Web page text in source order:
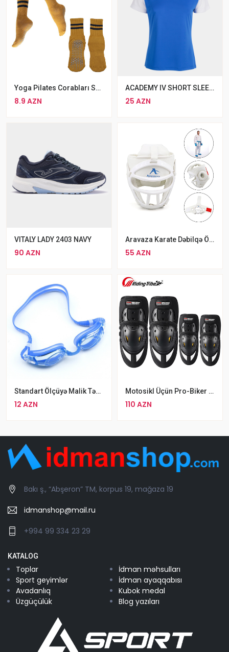
Yoga Pilates Corabları Sürüşməyən Rezinli Corab Sarı
8.9 AZN
ACADEMY IV SHORT SLEEVE T-SHIRT ROYAL WHITE
25 AZN
VITALY LADY 2403 NAVY
90 AZN
Aravaza Karate Dəbilqə Ölçü S M L
55 AZN
Standart Ölçüyə Malik Tənzimlənəbilən Altis Mavi Üzgüçülük Eynəyi
12 AZN
Motosikl Üçün Pro-Biker HX-P37 2 Cüt Qoruyucu Dəst Dizlik
110 AZN
Bakı ş., “Abşeron” TM, korpus 19, mağaza 19
idmanshop@mail.ru
+994 99 334 23 29
KATALOG
Toplar
İdman məhsulları
Sport geyimlər
İdman ayaqqabısı
Avadanlıq
Kubok medal
Üzgüçülük
Blog yazıları